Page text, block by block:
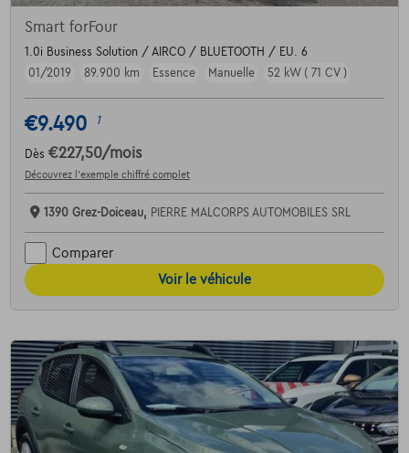
Smart forFour
1.0i Business Solution / AIRCO / BLUETOOTH / EU. 6
01/2019
89.900 km Essence Manuelle 52 kW ( 71 CV )
€9.490 1
Dès €227,50/mois
Découvrez l’exemple chiffré complet
1390 Grez-Doiceau, PIERRE MALCORPS AUTOMOBILES SRL
Comparer
Voir le véhicule